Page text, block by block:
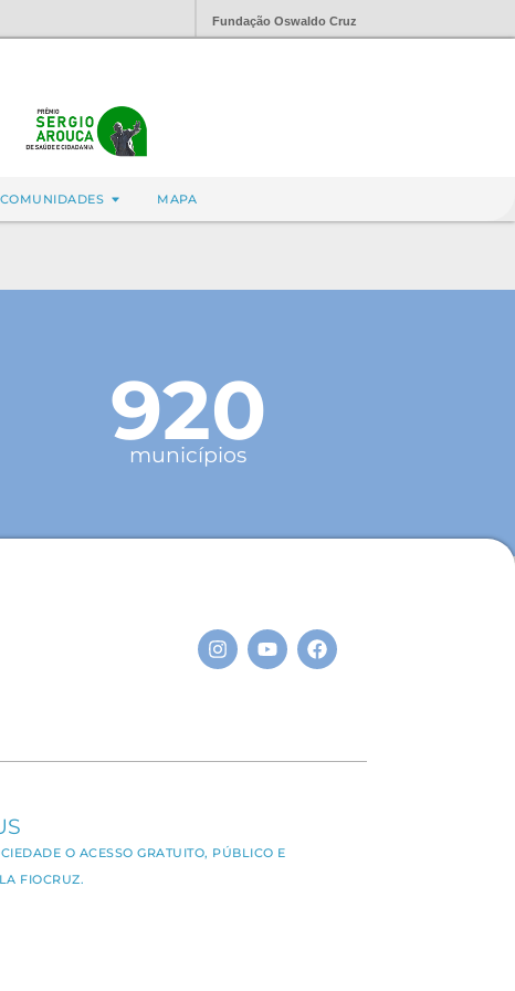
Fundação Oswaldo Cruz
COMUNIDADES MAPA
920
municípios
O ACESSO GRATUITO, PÚBLICO E
FIOCRUZ.